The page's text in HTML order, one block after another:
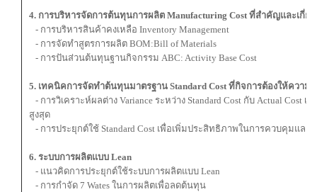
4. การบริหารจัดการต้นทุนการผลิต Manufacturing Cost ที่สำคัญและเกี่ย
- การบริหารสินค้าคงเหลือ Inventory Management
- การจัดทำสูตรการผลิต BOM:Bill of Materials
- การปันส่วนต้นทุนฐานกิจกรรม ABC: Activity Base Cost
5. เทคนิคการจัดทำต้นทุนมาตรฐาน Standard Cost ที่กิจการต้องให้ความ
- การวิเคราะห์ผลต่าง Variance ระหว่าง Standard Cost กับ Actual Cost
สูงสุด
- การประยุกต์ใช้ Standard Cost เพื่อเพิ่มประสิทธิภาพในการควบคุมและ
6. ระบบการผลิตแบบ Lean
- แนวคิดการประยุกต์ใช้ระบบการผลิตแบบ Lean
- การกำจัด 7 Wates ในการผลิตเพื่อลดต้นทุน